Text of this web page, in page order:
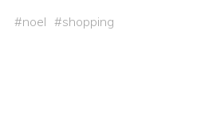
#noel #shopping